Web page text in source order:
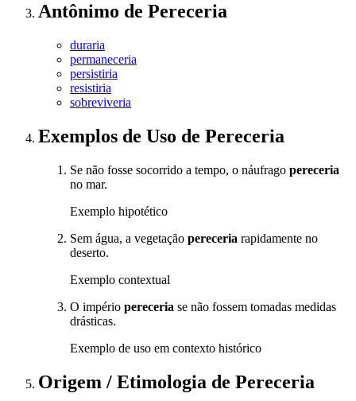
Antônimo de Pereceria
duraria
permaneceria
persistiria
resistiria
sobreviveria
Exemplos de Uso de Pereceria
Se não fosse socorrido a tempo, o náufrago pereceria
no mar.
Exemplo hipotético
Sem água, a vegetação pereceria rapidamente no
deserto.
Exemplo contextual
O império pereceria se não fossem tomadas medidas
drásticas.
Exemplo de uso em contexto histórico
Origem / Etimologia de Pereceria